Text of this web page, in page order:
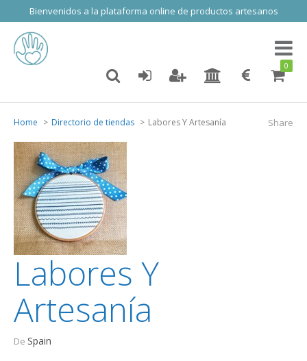
Bienvenidos a la plataforma online de productos artesanos
Toggle
0
Share
Home Directorio de tiendas Labores Y Artesanía
Labores Y
Artesanía
De Spain